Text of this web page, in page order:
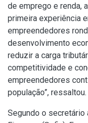
de emprego e renda,
primeira experiência
empreendedores
desenvolvimento
reduzir a carga
competitividade e
empreendedores
população”, ressaltou.
Segundo o secretário